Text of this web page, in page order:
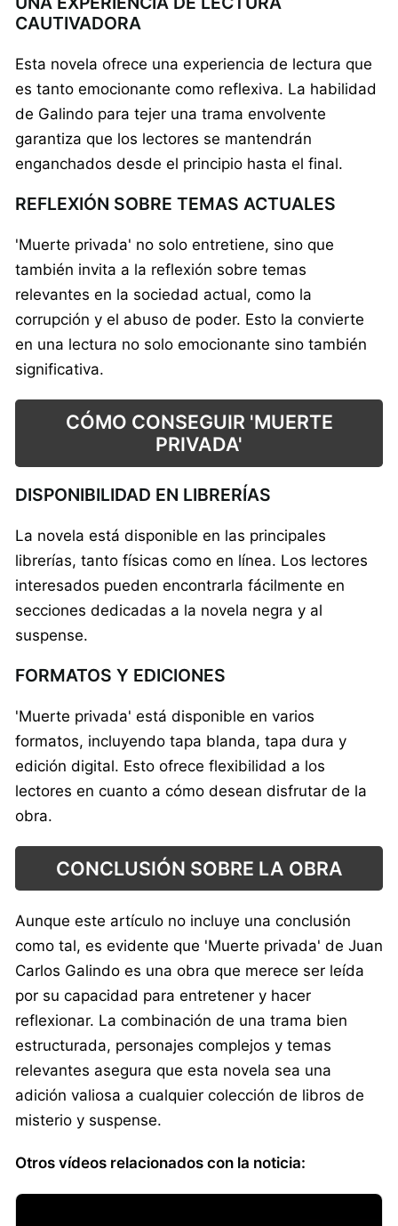
CAUTIVADORA
Esta novela ofrece una experiencia de lectura que
es tanto emocionante como reflexiva. La habilidad
de Galindo para tejer una trama envolvente
garantiza que los lectores se mantendrán
enganchados desde el principio hasta el final.
REFLEXIÓN SOBRE TEMAS ACTUALES
'Muerte privada' no solo entretiene, sino que
también invita a la reflexión sobre temas
relevantes en la sociedad actual, como la
corrupción y el abuso de poder. Esto la convierte
en una lectura no solo emocionante sino también
significativa.
CÓMO CONSEGUIR 'MUERTE
PRIVADA'
DISPONIBILIDAD EN LIBRERÍAS
La novela está disponible en las principales
librerías, tanto físicas como en línea. Los lectores
interesados pueden encontrarla fácilmente en
secciones dedicadas a la novela negra y al
suspense.
FORMATOS Y EDICIONES
'Muerte privada' está disponible en varios
formatos, incluyendo tapa blanda, tapa dura y
edición digital. Esto ofrece flexibilidad a los
lectores en cuanto a cómo desean disfrutar de la
obra.
CONCLUSIÓN SOBRE LA OBRA
Aunque este artículo no incluye una conclusión
como tal, es evidente que 'Muerte privada' de Juan
Carlos Galindo es una obra que merece ser leída
por su capacidad para entretener y hacer
reflexionar. La combinación de una trama bien
estructurada, personajes complejos y temas
relevantes asegura que esta novela sea una
adición valiosa a cualquier colección de libros de
misterio y suspense.
Otros vídeos relacionados con la noticia: